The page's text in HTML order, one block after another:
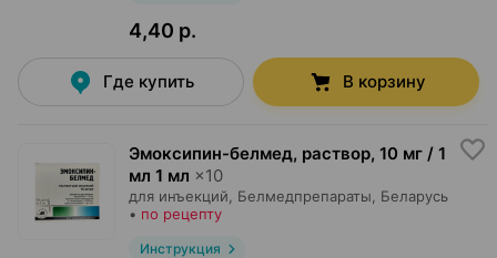
4,40 р.
Где купить В корзину
Эмоксипин-белмед, раствор, 10 мг / 1
мл 1 мл ×10
для инъекций, Белмедпрепараты , Беларусь
• по рецепту
Инструкция